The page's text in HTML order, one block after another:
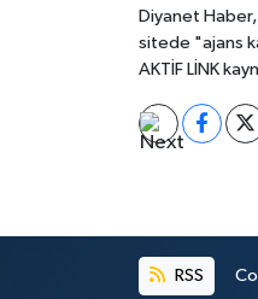
Diyanet
sitede "ajans
AKTİF LİNK
RSS
Mardin Müftülüğü
Mersin Müftülüğü
Muş Müftülüğü